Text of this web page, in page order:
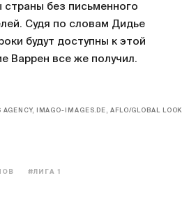
страны без письменного
Судя по словам Дидье
будут доступны к этой
Варрен все же получил.
IMAGO-IMAGES.DE, AFLO/GLOBAL LOOK
#ЛИГА 1